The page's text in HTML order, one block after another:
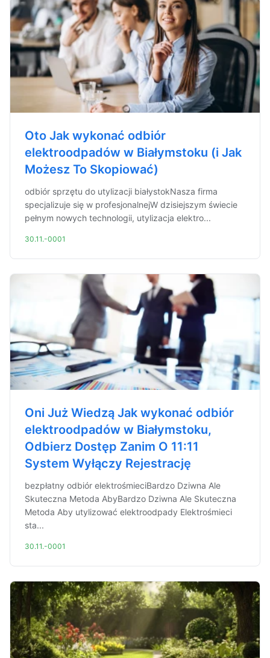
Oto Jak wykonać odbiór
elektroodpadów w Białymstoku (i Jak
Możesz To Skopiować)
odbiór sprzętu do utylizacji białystokNasza firma
specjalizuje się w profesjonalnejW dzisiejszym świecie
pełnym nowych technologii, utylizacja elektro...
30.11.-0001
Oni Już Wiedzą Jak wykonać odbiór
elektroodpadów w Białymstoku,
Odbierz Dostęp Zanim O 11:11
System Wyłączy Rejestrację
bezpłatny odbiór elektrośmieciBardzo Dziwna Ale
Skuteczna Metoda AbyBardzo Dziwna Ale Skuteczna
Metoda Aby utylizować elektroodpady Elektrośmieci
sta...
30.11.-0001